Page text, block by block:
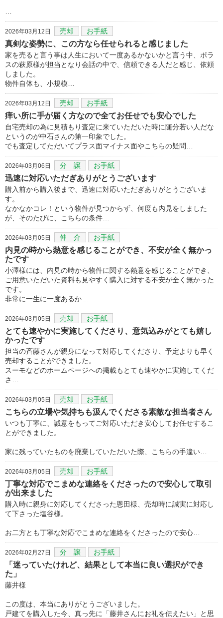
2026年03月12日 売却 お手紙
真剣な姿勢に、この方なら任せられると感じました
家を売ると言う事は人生において一度あるかないかと言う中、ポラ
スの萩原様が担当となり会話の中で、信頼できる人だと感じ、依頼
しました。
物件自体も、小規模…
2026年03月12日 売却 お手紙
痒い所に手が届く方なので全てお任せでも安心でした
自宅売却の為に見積もり査定に来ていただいた時に随分若い人だな
というのが中石さんの第一印象でした。
でも査定してただいてプラス面マイナス面やこちらの疑問…
2026年03月06日 分 譲 お手紙
迅速に対応いただぎありがとうございます
購入前から購入後まで、迅速に対応いただぎありがとうございま
す。
なかなかコレ！という物件が見つからず、何度も内見をしました
が、そのたびに、こちらの条件…
2026年03月05日 仲 介 お手紙
内見の時から熱意を感じることができ、不安が全く無かっ
たです
小澤様には、内見の時から物件に関する熱意を感じることができ、
ご用意いただいた資料も見やすく購入に対する不安が全く無かった
です。
非常に一生に一度あるか…
2026年03月05日 売却 お手紙
とても速やかに実施してくださり、意気込みがとても嬉し
かったです
担当の斉藤さんが親身になって対応してくださり、予定よりも早く
売却することができました。
スーモなどのホームページへの掲載もとても速やかに実施してくだ
さ…
2026年03月05日 売却 お手紙
こちらの立場や気持ちも汲んでくださる素敵な担当者さん
いつも丁寧に、誠意をもってご対応いただき安心してお任せするこ
とができました。
家に残っていたものを廃棄していただいた際、こちらの手違い…
2026年03月05日 売却 お手紙
丁寧な対応でこまめな連絡をくださったので安心して取引
が出来ました
購入時に親身に対応してくださった恩田様、売却時に誠実に対応し
て下さった塩谷様。
お二方とも丁寧な対応でこまめな連絡をくださったので安心…
2026年02月27日 分 譲 お手紙
「迷っていたけれど、結果として本当に良い選択ができ
た」
藤井様
この度は、本当にありがとうございました。
戸建てを購入した今、真っ先に「藤井さんにお礼を伝えたい」と思